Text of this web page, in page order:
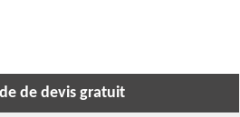
de devis gratuit